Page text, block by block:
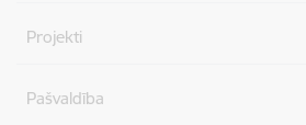
Projekti
Pašvaldība